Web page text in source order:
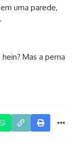
uma parede,
Mas a perna